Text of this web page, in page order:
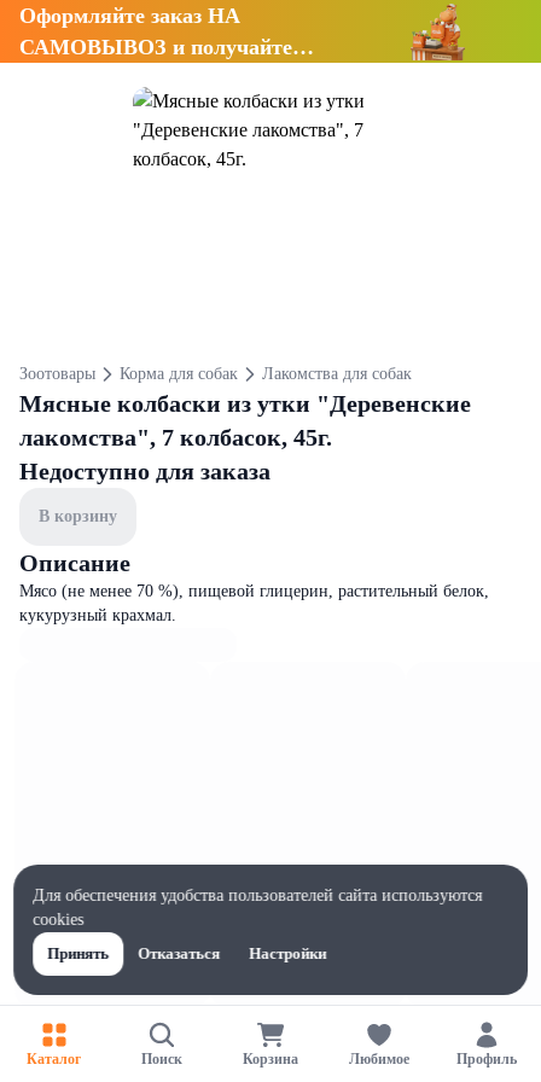
Оформляйте заказ НА
САМОВЫВОЗ и получайте
Зоотовары Корма для собак Лакомства для собак
Мясные колбаски из утки "Деревенские
лакомства", 7 колбасок, 45г.
Недоступно для заказа
В корзину
Описание
Мясо (не менее 70 %), пищевой глицерин, растительный белок,
кукурузный крахмал.
Характеристики
Ширина, мм
Каталог Поиск Корзина Любимое Профиль
Для обеспечения удобства пользователей сайта используются
cookies
Принять
Отказаться Настройки